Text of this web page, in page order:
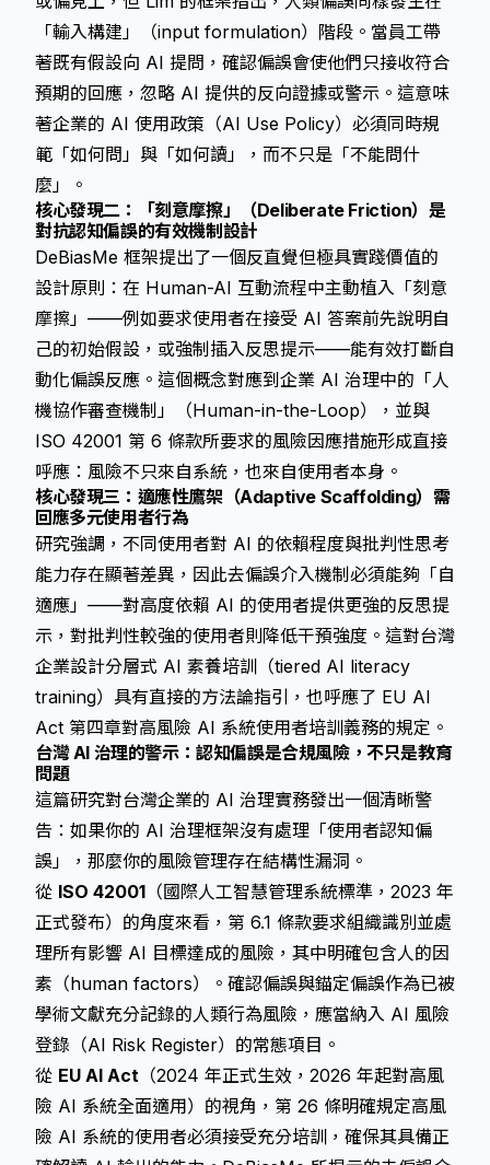
「輸入構建」（input formulation）階段。當員工帶
著既有假設向 AI 提問，確認偏誤會使他們只接收符合
預期的回應，忽略 AI 提供的反向證據或警示。這意味
著企業的 AI 使用政策（AI Use Policy）必須同時規
範「如何問」與「如何讀」，而不只是「不能問什
麼」。
核心發現二：「刻意摩擦」（Deliberate Friction）是
對抗認知偏誤的有效機制設計
DeBiasMe 框架提出了一個反直覺但極具實踐價值的
設計原則：在 Human-AI 互動流程中主動植入「刻意
摩擦」——例如要求使用者在接受 AI 答案前先說明自
己的初始假設，或強制插入反思提示——能有效打斷自
動化偏誤反應。這個概念對應到企業 AI 治理中的「人
機協作審查機制」（Human-in-the-Loop），並與
ISO 42001 第 6 條款所要求的風險因應措施形成直接
呼應：風險不只來自系統，也來自使用者本身。
核心發現三：適應性鷹架（Adaptive Scaffolding）需
回應多元使用者行為
研究強調，不同使用者對 AI 的依賴程度與批判性思考
能力存在顯著差異，因此去偏誤介入機制必須能夠「自
適應」——對高度依賴 AI 的使用者提供更強的反思提
示，對批判性較強的使用者則降低干預強度。這對台灣
企業設計分層式 AI 素養培訓（tiered AI literacy
training）具有直接的方法論指引，也呼應了 EU AI
Act 第四章對高風險 AI 系統使用者培訓義務的規定。
台灣 AI 治理的警示：認知偏誤是合規風險，不只是教育
問題
這篇研究對台灣企業的 AI 治理實務發出一個清晰警
告：如果你的 AI 治理框架沒有處理「使用者認知偏
誤」，那麼你的風險管理存在結構性漏洞。
從 ISO 42001 （國際人工智慧管理系統標準，2023 年
正式發布）的角度來看，第 6.1 條款要求組織識別並處
理所有影響 AI 目標達成的風險，其中明確包含人的因
素（human factors）。確認偏誤與錨定偏誤作為已被
學術文獻充分記錄的人類行為風險，應當納入 AI 風險
登錄（AI Risk Register）的常態項目。
從 EU AI Act （2024 年正式生效，2026 年起對高風
險 AI 系統全面適用）的視角，第 26 條明確規定高風
險 AI 系統的使用者必須接受充分培訓，確保其具備正